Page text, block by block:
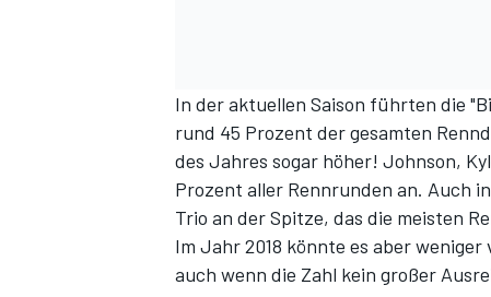
In der aktuellen Saison führten die
rund 45 Prozent der gesamten
des Jahres sogar höher! Johnson,
Prozent aller Rennrunden an. Auch
Trio an der Spitze, das die meisten
Im Jahr 2018 könnte es aber
auch wenn die Zahl kein großer